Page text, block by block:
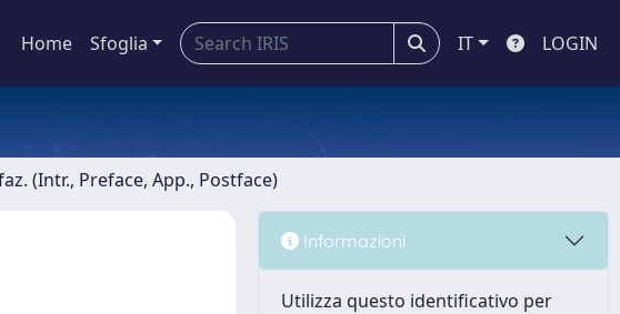
Home Sfoglia IT LOGIN
(Intr., Preface, App., Postface)
Informazioni
Utilizza questo identificativo per